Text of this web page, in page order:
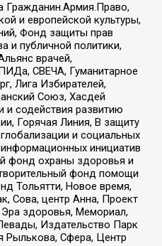
Гражданин.Армия.Право,
и европейской культуры,
Фонд защиты прав
и публичной политики,
врачей,
СВЕЧА, Гуманитарное
Лига Избирателей,
Союз, Хасдей
и содействия развитию
Горячая Линия, В защиту
и социальных
инициатив
фонд охраны здоровья и
фонд помощи
Тольятти, Новое время,
Сова, центр Анна, Проект
Эра здоровья, Мемориал,
Издательство Парк
Рылькова, Сфера, Центр